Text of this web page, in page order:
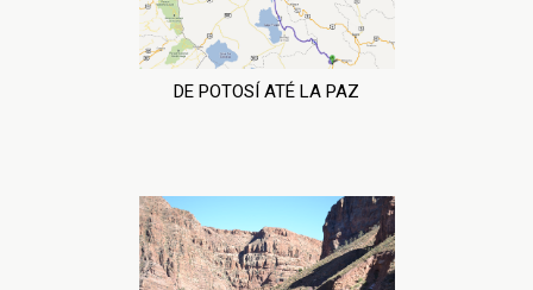
DE POTOSÍ ATÉ LA PAZ